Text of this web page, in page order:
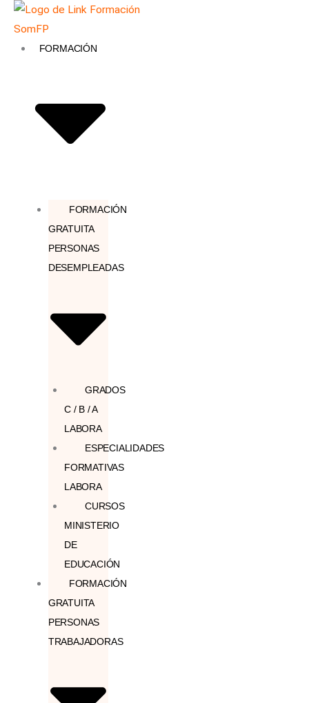
contenidoFORMACIÓN
FORMACIÓN
GRATUITA
PERSONAS
DESEMPLEADAS
GRADOS
C / B / A
LABORA
ESPECIALIDADES
FORMATIVAS
LABORA
CURSOS
MINISTERIO
DE
EDUCACIÓN
FORMACIÓN
GRATUITA
PERSONAS
TRABAJADORAS
Búsqueda
productos